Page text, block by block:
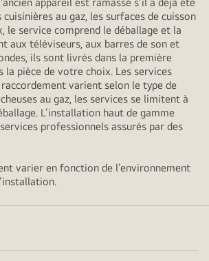
appareil est ramassé s’il a déjà été
cuisinières au gaz, les surfaces de cuisson
le service comprend le déballage et la
aux téléviseurs, aux barres de son et
ils sont livrés dans la première
la pièce de votre choix. Les services
varient selon le type de
au gaz, les services se limitent à
L’installation haut de gamme
professionnels assurés par des
varier en fonction de l’environnement